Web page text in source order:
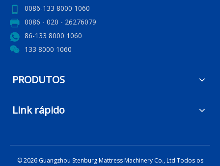
0086-133 8000 1060
0086 - 020 - 26276079
86-133 8000 1060
133 8000 1060
PRODUTOS
Link rápido
©2026Guangzhou Stenburg Mattress Machinery Co., Ltd Todos os